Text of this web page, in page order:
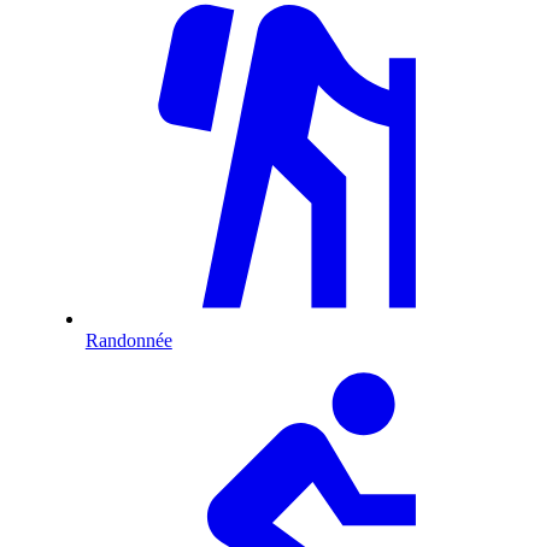
Randonnée